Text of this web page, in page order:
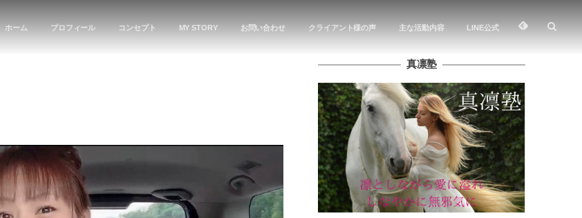
ホーム プロフィール コンセプト MY STORY お問い合わせ クライアント様の声 主な活動内容 LINE公式
真凛塾